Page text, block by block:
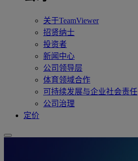
关于TeamViewer
招贤纳士
投资者
新闻中心
公司领导层
体育领域合作
可持续发展与企业社会责任
公司治理
定价